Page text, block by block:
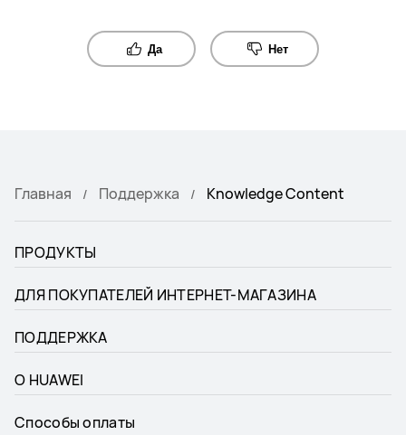
Да Нет
Главная Поддержка Knowledge Content
ПРОДУКТЫ
ДЛЯ ПОКУПАТЕЛЕЙ ИНТЕРНЕТ-МАГАЗИНА
ПОДДЕРЖКА
О HUAWEI
Способы оплаты